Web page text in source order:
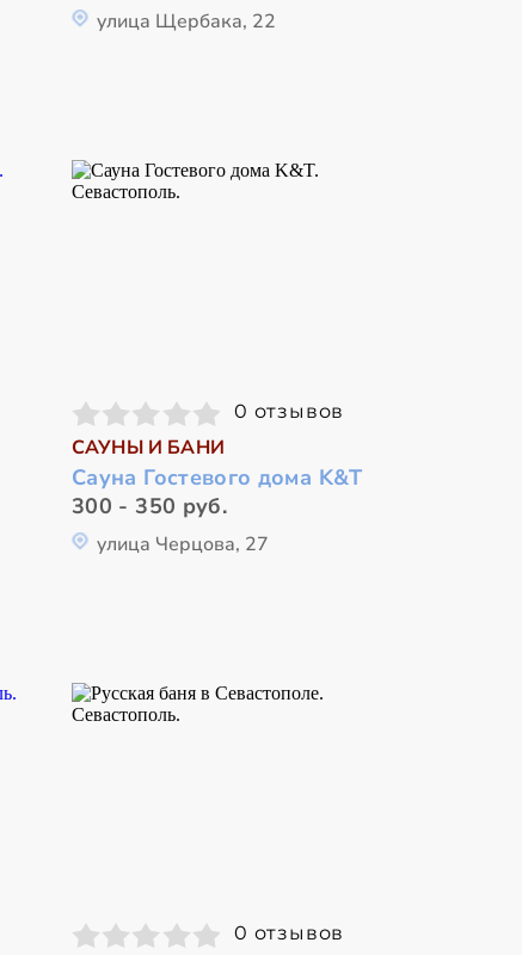
улица Щербака, 22
0 отзывов
САУНЫ И БАНИ
Сауна Гостевого дома K&T
300 - 350 руб.
улица Черцова, 27
0 отзывов